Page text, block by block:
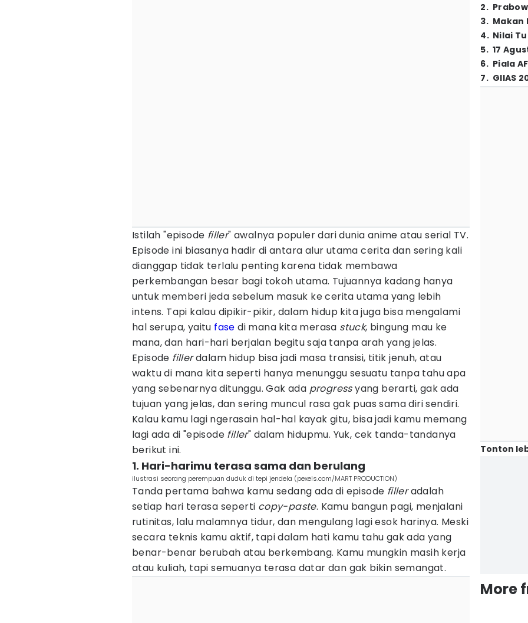
Istilah "episode filler" awalnya populer dari dunia anime atau serial TV.
Episode ini biasanya hadir di antara alur utama cerita dan sering kali
dianggap tidak terlalu penting karena tidak membawa
perkembangan besar bagi tokoh utama. Tujuannya kadang hanya
untuk memberi jeda sebelum masuk ke cerita utama yang lebih
intens. Tapi kalau dipikir-pikir, dalam hidup kita juga bisa mengalami
hal serupa, yaitu fase di mana kita merasa stuck, bingung mau ke
mana, dan hari-hari berjalan begitu saja tanpa arah yang jelas.
Episode fillerdalam hidup bisa jadi masa transisi, titik jenuh, atau
waktu di mana kita seperti hanya menunggu sesuatu tanpa tahu apa
yang sebenarnya ditunggu. Gak ada progressyang berarti, gak ada
tujuan yang jelas, dan sering muncul rasa gak puas sama diri sendiri.
Kalau kamu lagi ngerasain hal-hal kayak gitu, bisa jadi kamu memang
lagi ada di "episode filler" dalam hidupmu. Yuk, cek tanda-tandanya
berikut ini.
1. Hari-harimu terasa sama dan berulang
ilustrasi seorang perempuan duduk di tepi jendela (pexels.com/MART PRODUCTION)
Tanda pertama bahwa kamu sedang ada di episode filleradalah
setiap hari terasa seperti copy-paste. Kamu bangun pagi, menjalani
rutinitas, lalu malamnya tidur, dan mengulang lagi esok harinya. Meski
secara teknis kamu aktif, tapi dalam hati kamu tahu gak ada yang
benar-benar berubah atau berkembang. Kamu mungkin masih kerja
atau kuliah, tapi semuanya terasa datar dan gak bikin semangat.
2.
3. Makan
4. Nilai
5. 17
6. Piala
7. GIIAS
Tonton
More